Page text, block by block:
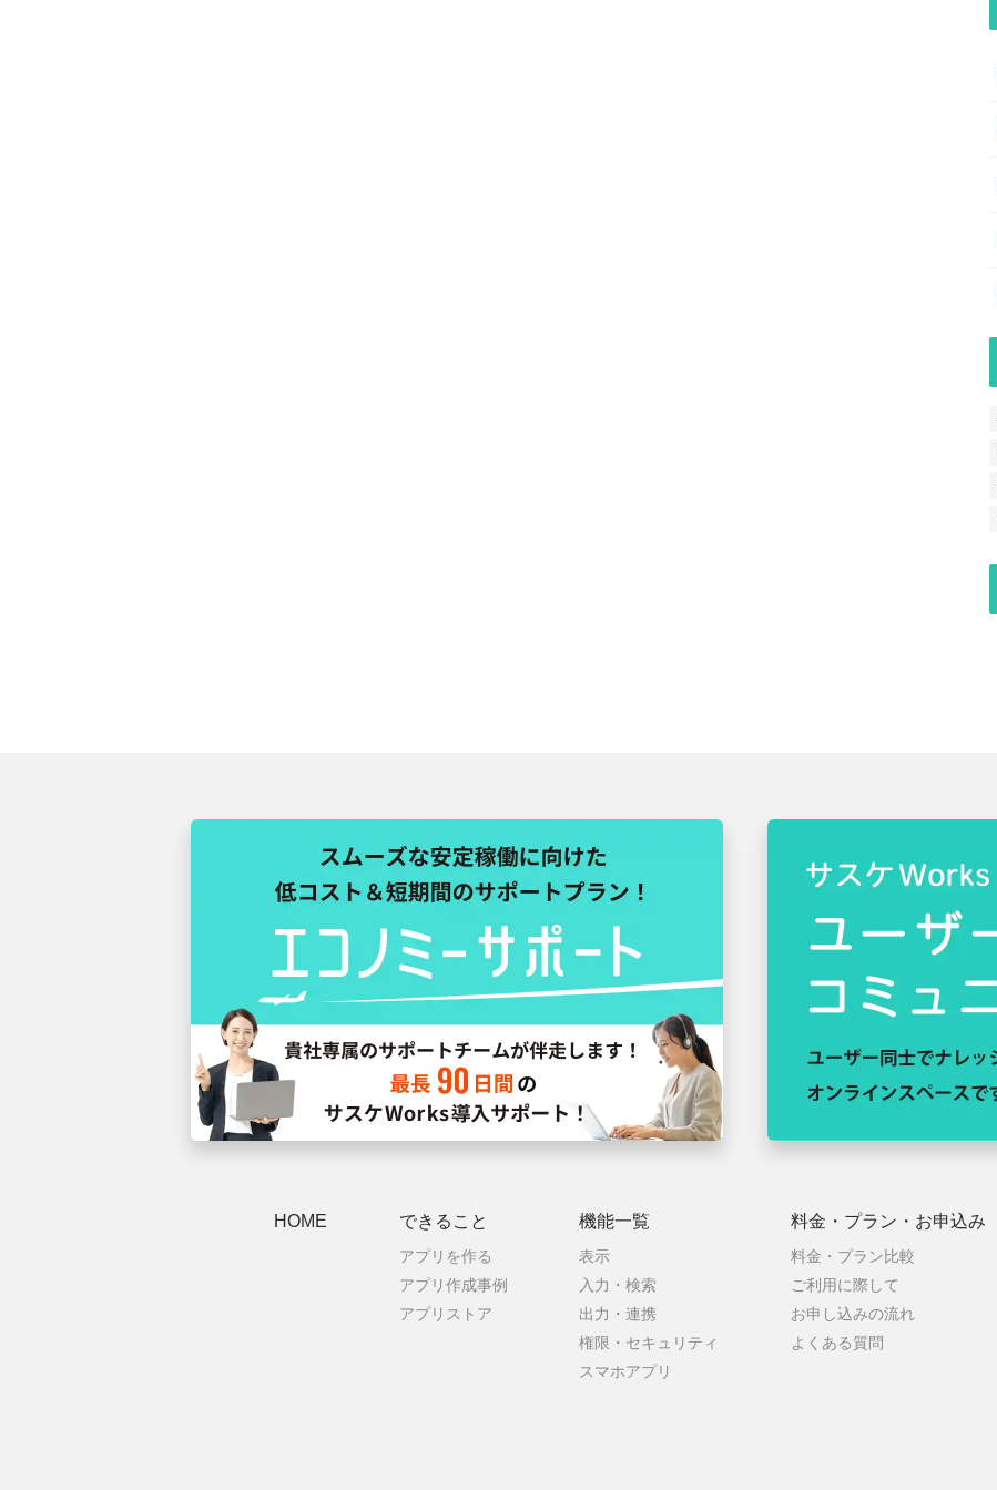
HOME できること
アプリを作る
アプリ作成事例
アプリストア
機能一覧
表示
入力・検索
出力・連携
権限・セキュリティ
スマホアプリ
料金・プラン・ お申込み
料金・プラン比較
ご利用に際して
お申し込みの流れ
よくある質問